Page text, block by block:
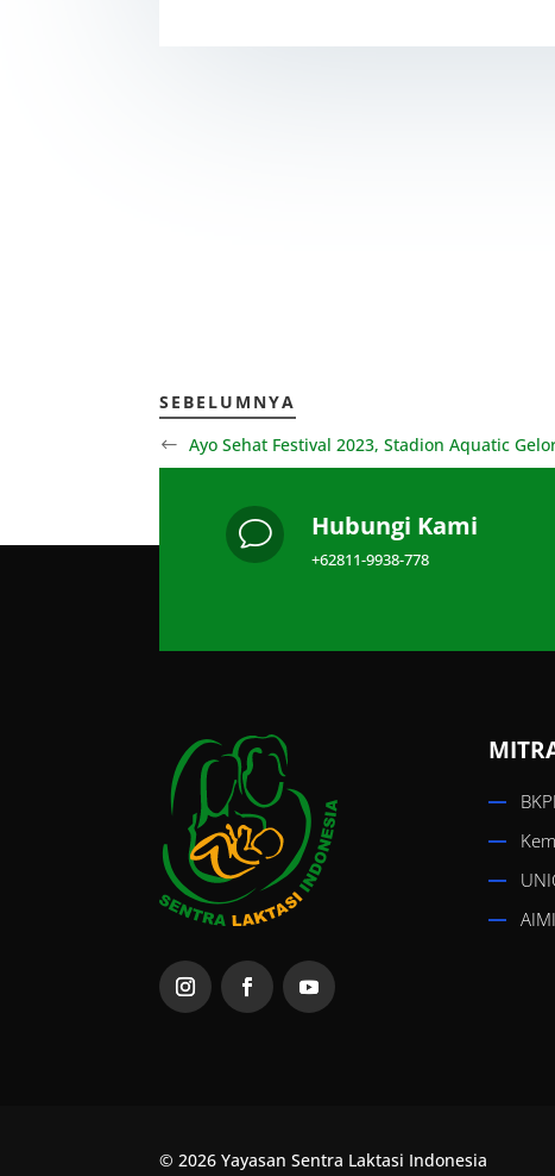
SEBELUMNYA
Ayo Sehat Festival 2023, Stadion Aquatic
v Hubungi Kami
+62811-9938-778
AIMI
© 2026 Yayasan Sentra Laktasi Indonesia